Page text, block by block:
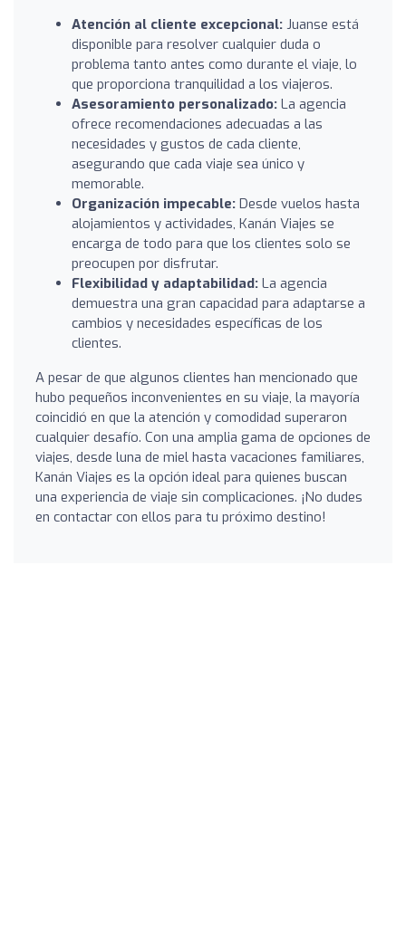
Atención al cliente excepcional: Juanse está
disponible para resolver cualquier duda o
problema tanto antes como durante el viaje, lo
que proporciona tranquilidad a los viajeros.
Asesoramiento personalizado: La agencia
ofrece recomendaciones adecuadas a las
necesidades y gustos de cada cliente,
asegurando que cada viaje sea único y
memorable.
Organización impecable: Desde vuelos hasta
alojamientos y actividades, Kanán Viajes se
encarga de todo para que los clientes solo se
preocupen por disfrutar.
Flexibilidad y adaptabilidad: La agencia
demuestra una gran capacidad para adaptarse a
cambios y necesidades específicas de los
clientes.
A pesar de que algunos clientes han mencionado que
hubo pequeños inconvenientes en su viaje, la mayoría
coincidió en que la atención y comodidad superaron
cualquier desafío. Con una amplia gama de opciones de
viajes, desde luna de miel hasta vacaciones familiares,
Kanán Viajes es la opción ideal para quienes buscan
una experiencia de viaje sin complicaciones. ¡No dudes
en contactar con ellos para tu próximo destino!